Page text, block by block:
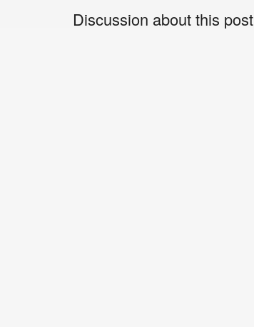
Discussion about this post